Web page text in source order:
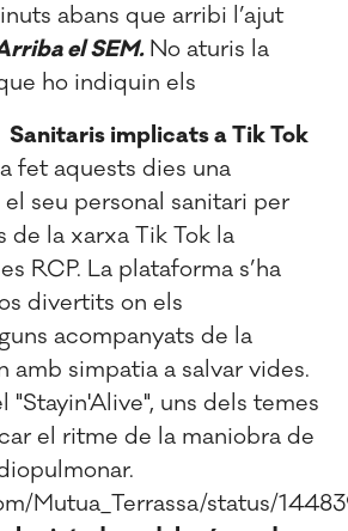
abans que arribi l’ajut
el SEM.No aturis la
ho indiquin els
Sanitaris implicats a Tik Tok
fet aquests dies una
seu personal sanitari per
de la xarxa Tik Tok la
RCP. La plataforma s’ha
divertits on els
acompanyats de la
amb simpatia a salvar vides.
"Stayin'Alive", uns dels temes
el ritme de la maniobra de
Mutua_Terrassa/status/